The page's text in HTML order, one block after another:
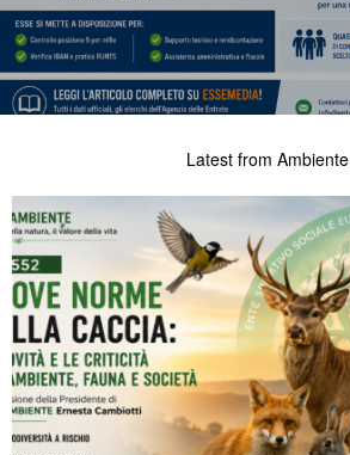
Latest from Ambiente